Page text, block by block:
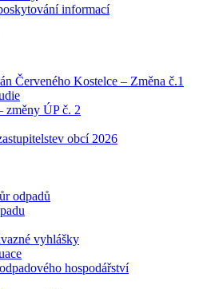
informací
Červeného Kostelce – Změna č.1
změny ÚP č. 2
obcí 2026
odpadů
vyhlášky
hospodářství